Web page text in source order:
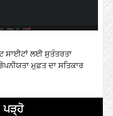
ਸਾਈਟਾਂ ਲਈ ਸੁਤੰਤਰਤਾ
ਮੁਫ਼ਤ ਦਾ ਸਤਿਕਾਰ
ਪੜ੍ਹੋ